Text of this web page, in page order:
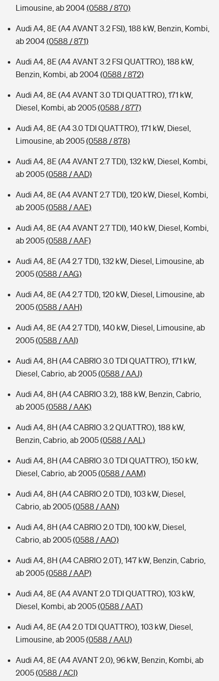
Limousine, ab 2004(0588 / 870)
Audi A4, 8E (A4 AVANT 3.2 FSI), 188 kW, Benzin, Kombi,
ab 2004(0588 / 871)
Audi A4, 8E (A4 AVANT 3.2 FSI QUATTRO), 188 kW,
Benzin, Kombi, ab 2004(0588 / 872)
Audi A4, 8E (A4 AVANT 3.0 TDI QUATTRO), 171 kW,
Diesel, Kombi, ab 2005(0588 / 877)
Audi A4, 8E (A4 3.0 TDI QUATTRO), 171 kW, Diesel,
Limousine, ab 2005(0588 / 878)
Audi A4, 8E (A4 AVANT 2.7 TDI), 132 kW, Diesel, Kombi,
ab 2005(0588 / AAD)
Audi A4, 8E (A4 AVANT 2.7 TDI), 120 kW, Diesel, Kombi,
ab 2005(0588 / AAE)
Audi A4, 8E (A4 AVANT 2.7 TDI), 140 kW, Diesel, Kombi,
ab 2005(0588 / AAF)
Audi A4, 8E (A4 2.7 TDI), 132 kW, Diesel, Limousine, ab
2005(0588 / AAG)
Audi A4, 8E (A4 2.7 TDI), 120 kW, Diesel, Limousine, ab
2005(0588 / AAH)
Audi A4, 8E (A4 2.7 TDI), 140 kW, Diesel, Limousine, ab
2005(0588 / AAI)
Audi A4, 8H (A4 CABRIO 3.0 TDI QUATTRO), 171 kW,
Diesel, Cabrio, ab 2005(0588 / AAJ)
Audi A4, 8H (A4 CABRIO 3.2), 188 kW, Benzin, Cabrio,
ab 2005(0588 / AAK)
Audi A4, 8H (A4 CABRIO 3.2 QUATTRO), 188 kW,
Benzin, Cabrio, ab 2005(0588 / AAL)
Audi A4, 8H (A4 CABRIO 3.0 TDI QUATTRO), 150 kW,
Diesel, Cabrio, ab 2005(0588 / AAM)
Audi A4, 8H (A4 CABRIO 2.0 TDI), 103 kW, Diesel,
Cabrio, ab 2005(0588 / AAN)
Audi A4, 8H (A4 CABRIO 2.0 TDI), 100 kW, Diesel,
Cabrio, ab 2005(0588 / AAO)
Audi A4, 8H (A4 CABRIO 2.0T), 147 kW, Benzin, Cabrio,
ab 2005(0588 / AAP)
Audi A4, 8E (A4 AVANT 2.0 TDI QUATTRO), 103 kW,
Diesel, Kombi, ab 2005(0588 / AAT)
Audi A4, 8E (A4 2.0 TDI QUATTRO), 103 kW, Diesel,
Limousine, ab 2005(0588 / AAU)
Audi A4, 8E (A4 AVANT 2.0), 96 kW, Benzin, Kombi, ab
2005(0588 / ACI)